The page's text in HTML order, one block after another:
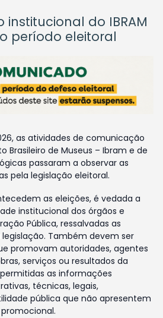
do IBRAM
período eleitoral
as atividades de comunicação
Brasileiro de Museus – Ibram e de
passaram a observar as
pela legislação eleitoral.
as eleições, é vedada a
institucional dos órgãos e
Pública, ressalvadas as
Também devem ser
promovam autoridades, agentes
serviços ou resultados da
as informações
técnicas, legais,
pública que não apresentem